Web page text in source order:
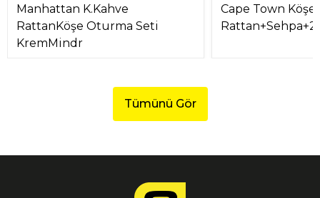
Manhattan K.Kahve
RattanKöşe Oturma Seti
KremMindr
Cape Town
Tümünü Gör